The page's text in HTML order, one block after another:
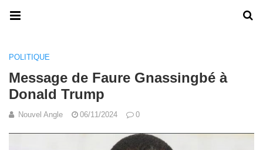
POLITIQUE
Message de Faure Gnassingbé à
Donald Trump
Nouvel Angle 06/11/2024 0